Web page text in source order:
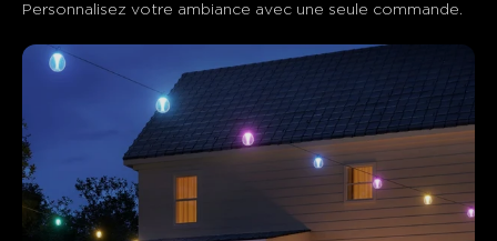
Personnalisez votre ambiance avec une seule commande.